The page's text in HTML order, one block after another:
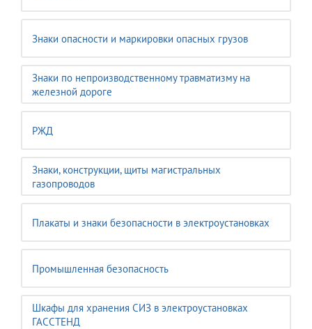
Знаки опасности и маркировки опасных грузов
Знаки по непроизводственному травматизму на
железной дороге
РЖД
Знаки, конструкции, щиты магистральных
газопроводов
Плакаты и знаки безопасности в электроустановках
Промышленная безопасность
Шкафы для хранения СИЗ в электроустановках
ГАССТЕНД